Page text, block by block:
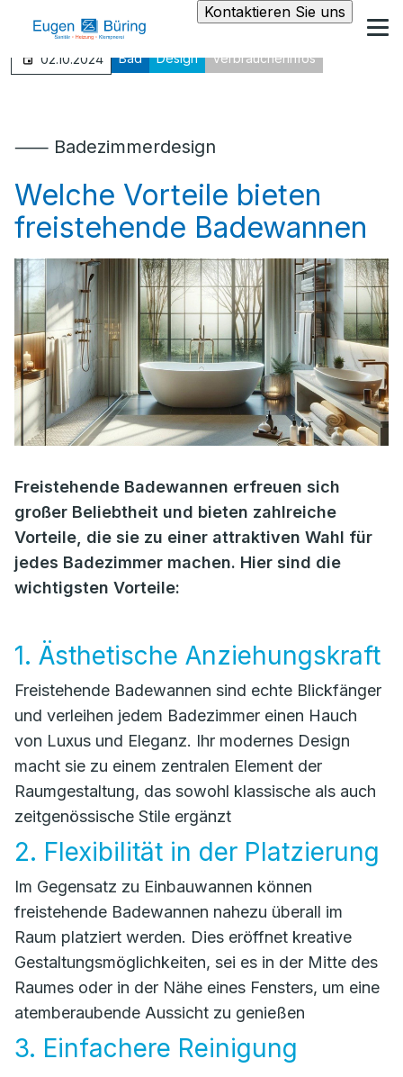
Kontaktieren Sie uns
02.10.2024 Bad Design Verbraucherinfos
⸺ Badezimmerdesign
Welche Vorteile bieten
freistehende Badewannen
Freistehende Badewannen erfreuen sich
großer Beliebtheit und bieten zahlreiche
Vorteile, die sie zu einer attraktiven Wahl für
jedes Badezimmer machen. Hier sind die
wichtigsten Vorteile:
1. Ästhetische Anziehungskraft
Freistehende Badewannen sind echte Blickfänger
und verleihen jedem Badezimmer einen Hauch
von Luxus und Eleganz. Ihr modernes Design
macht sie zu einem zentralen Element der
Raumgestaltung, das sowohl klassische als auch
zeitgenössische Stile ergänzt
2. Flexibilität in der Platzierung
Im Gegensatz zu Einbauwannen können
freistehende Badewannen nahezu überall im
Raum platziert werden. Dies eröffnet kreative
Gestaltungsmöglichkeiten, sei es in der Mitte des
Raumes oder in der Nähe eines Fensters, um eine
atemberaubende Aussicht zu genießen
3. Einfachere Reinigung